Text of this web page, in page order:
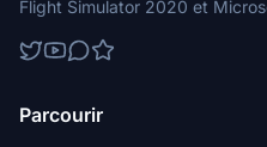
Flight Simulator 2020 et
Parcourir